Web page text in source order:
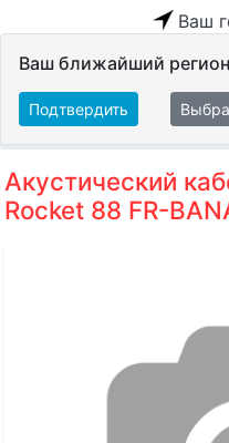
Ваш
Ваш ближайший
Подтвердить
Акустический
Rocket 88 FR-